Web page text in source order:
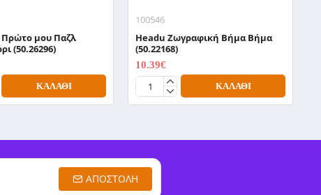
Πρώτο μου Παζλ
(50.26296)
ΚΑΛΆΘΙ
100546
Headu Zωγραφική Βήμα Βήμα
(50.22168)
10.39€
ΚΑΛΆΘΙ
ΑΠΟΣΤΟΛΉ